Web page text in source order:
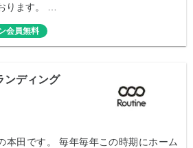
ります。 …
会員無料
ンディング
本田です。 毎年毎年この時期にホーム